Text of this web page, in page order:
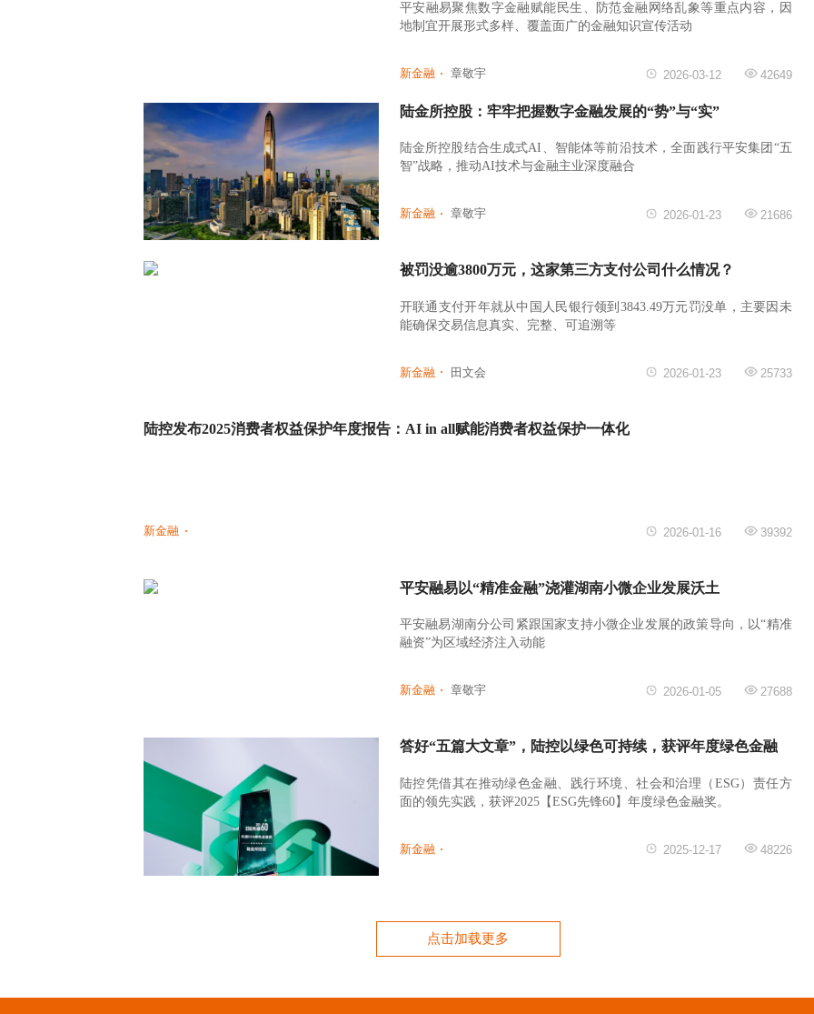
平安融易聚焦数字金融赋能民生、防范金融网络乱象等重点内容，因
地制宜开展形式多样、覆盖面广的金融知识宣传活动
新金融 章敬宇 42649
2026-03-12
陆金所控股：牢牢把握数字金融发展的“势”与“实”
陆金所控股结合生成式AI、智能体等前沿技术，全面践行平安集团“五
智”战略，推动AI技术与金融主业深度融合
新金融 章敬宇 21686
2026-01-23
被罚没逾3800万元，这家第三方支付公司什么情况？
开联通支付开年就从中国人民银行领到3843.49万元罚没单，主要因未
能确保交易信息真实、完整、可追溯等
新金融 田文会 25733
2026-01-23
陆控发布2025消费者权益保护年度报告：AI in all赋能消费者权益保护一体化
新金融 39392
2026-01-16
平安融易以“精准金融”浇灌湖南小微企业发展沃土
平安融易湖南分公司紧跟国家支持小微企业发展的政策导向，以“精准
融资”为区域经济注入动能
新金融 章敬宇 27688
2026-01-05
答好“五篇大文章”，陆控以绿色可持续，获评年度绿色金融
陆控凭借其在推动绿色金融、践行环境、社会和治理（ESG）责任方
面的领先实践，获评2025【ESG先锋60】年度绿色金融奖。
新金融 48226
2025-12-17
点击加载更多